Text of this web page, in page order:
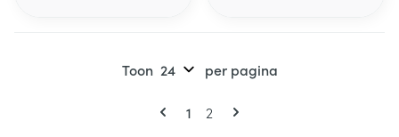
Pagina's
U lees momenteel pagina
1 Pagina
2
Toon per pagina